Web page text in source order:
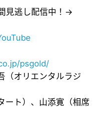
見逃し配信中！→
psgold/
（オリエンタルラジ
ート）、山添寛（相席